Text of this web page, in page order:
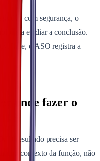
com segurança, o
e adiar a conclusão.
o ASO registra a
onde fazer o
O resultado precisa ser
no contexto da função, não